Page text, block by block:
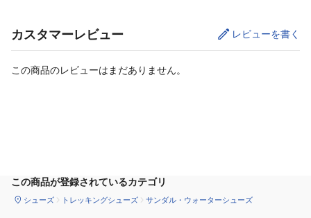
カスタマーレビュー レビューを書く
この商品のレビューはまだありません。
この商品が登録されているカテゴリ
シューズ トレッキングシューズ サンダル・ウォーターシューズ